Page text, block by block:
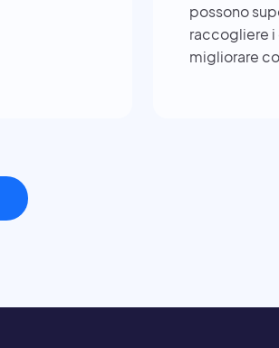
possono
raccogliere i
migliorare